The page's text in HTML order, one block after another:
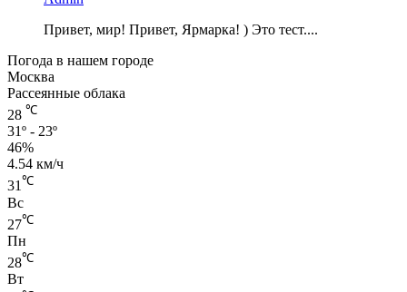
Привет, мир! Привет, Ярмарка! ) Это тест....
Погода в нашем городе
Москва
Рассеянные облака
28 ℃
31º - 23º
46%
4.54 км/ч
31℃
Вс
27℃
Пн
28℃
Вт